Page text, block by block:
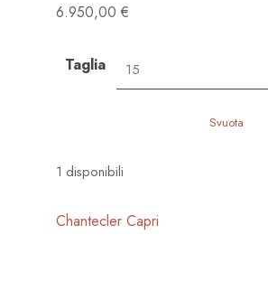
6.950,00€
Taglia
Svuota
1 disponibili
Chantecler Capri